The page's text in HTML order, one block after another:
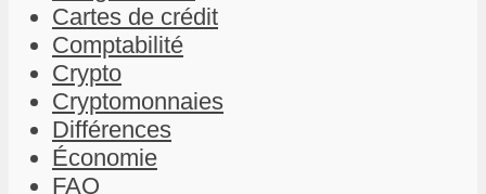
Cartes de crédit
Comptabilité
Crypto
Cryptomonnaies
Différences
Économie
FAQ